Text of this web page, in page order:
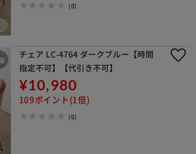
(0)
チェア LC-4764 ダークブルー【時間
指定不可】【代引き不可】
¥10,980
109ポイント(1倍)
(0)